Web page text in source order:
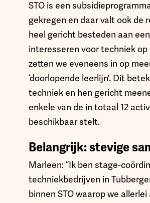
STO is een
gekregen en daar valt ook de
heel gericht besteden aan
interesseren voor techniek
zetten we eveneens in op
‘doorlopende leerlijn’. Dit
techniek en hen gericht
enkele van de in totaal 12
beschikbaar stelt.
Belangrijk: stevige
Marleen: “Ik ben stage-
techniekbedrijven in
binnen STO waarop we